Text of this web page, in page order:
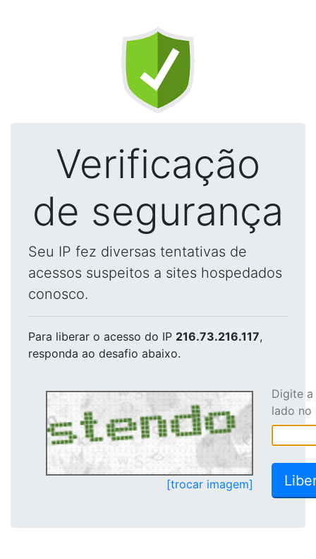
Verificação
de segurança
Seu IP fez diversas tentativas de
acessos suspeitos a sites hospedados
conosco.
Para liberar o acesso do IP 216.73.216.117,
responda ao desafio abaixo.
[trocar imagem]
Digite
lado no